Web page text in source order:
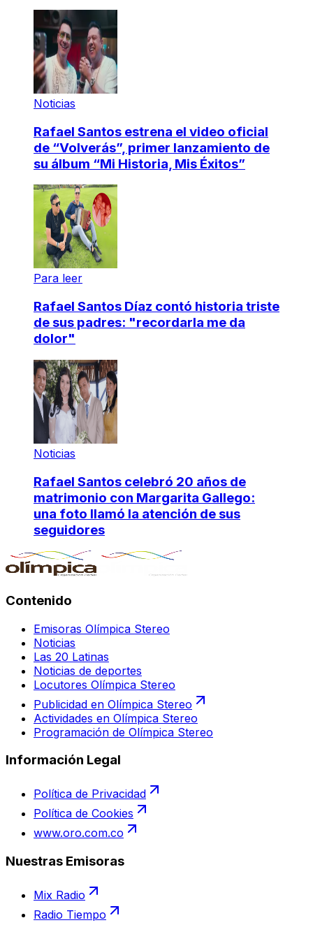
Noticias
Rafael Santos estrena el video oficial
de “Volverás”, primer lanzamiento de
su álbum “Mi Historia, Mis Éxitos”
Para leer
Rafael Santos Díaz contó historia triste
de sus padres: "recordarla me da
dolor"
Noticias
Rafael Santos celebró 20 años de
matrimonio con Margarita Gallego:
una foto llamó la atención de sus
seguidores
Contenido
Emisoras Olímpica Stereo
Noticias
Las 20 Latinas
Noticias de deportes
Locutores Olímpica Stereo
Publicidad en Olímpica Stereo
Actividades en Olímpica Stereo
Programación de Olímpica Stereo
Información Legal
Política de Privacidad
Política de Cookies
www.oro.com.co
Nuestras Emisoras
Mix Radio
Radio Tiempo